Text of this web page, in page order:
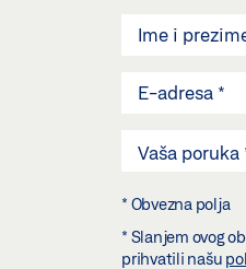
* Obvezna polja
* Slanjem ovog
prihvatili našu